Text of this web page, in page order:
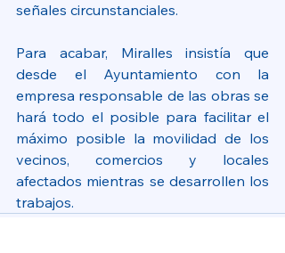
señales circunstanciales.
Para acabar, Miralles insistía que
desde el Ayuntamiento con la
empresa responsable de las obras se
hará todo el posible para facilitar el
máximo posible la movilidad de los
vecinos, comercios y locales
afectados mientras se desarrollen los
trabajos.